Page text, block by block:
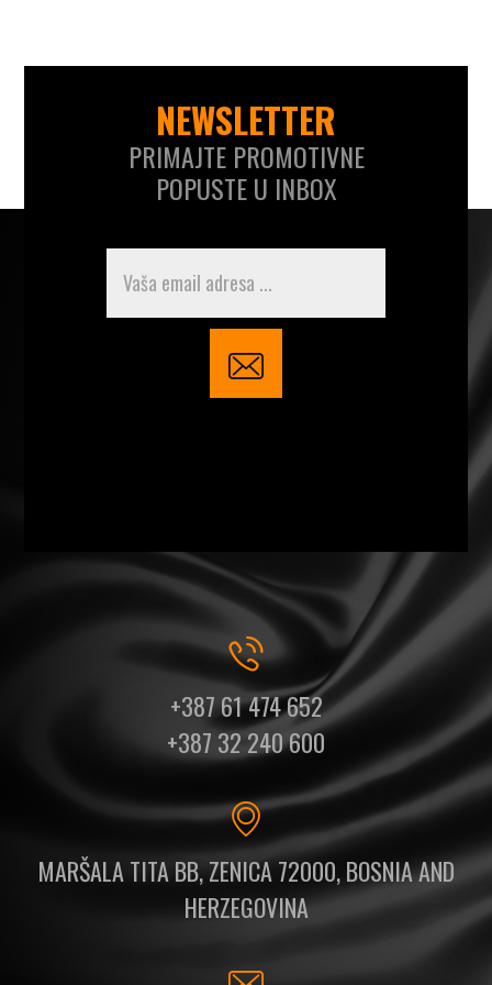
NEWSLETTER
PRIMAJTE PROMOTIVNE
POPUSTE U INBOX
+387 61 474 652
+387 32 240 600
MARŠALA TITA BB, ZENICA 72000, BOSNIA AND
HERZEGOVINA